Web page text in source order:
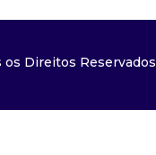
os Direitos Reservados